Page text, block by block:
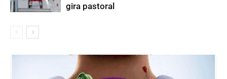
gira pastoral